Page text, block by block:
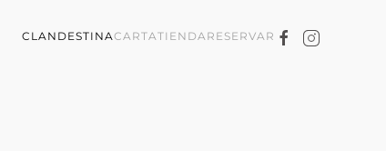
CLANDESTINACARTATIENDARESERVAR